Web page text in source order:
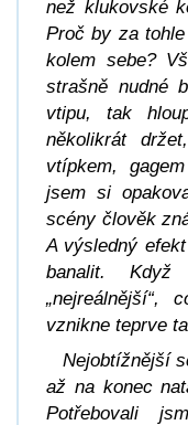
než klukovské
Proč by za
kolem sebe?
strašně nudné
vtipu, tak
několikrát
vtípkem,
jsem si
scény člověk
A výsledný
banalit.
„nejreálnější“,
vznikne teprve
Nejobtížnější
až na konec
Potřebovali